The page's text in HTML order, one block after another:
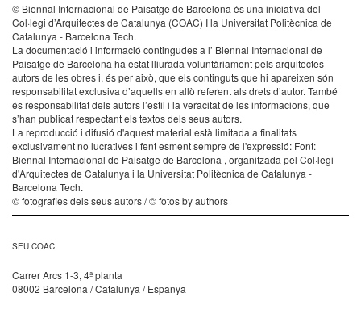
© Biennal Internacional de Paisatge de Barcelona és una iniciativa del
Col·legi d’Arquitectes de Catalunya (COAC) I la Universitat Politècnica de
Catalunya - Barcelona Tech.
La documentació i informació contingudes a l’ Biennal Internacional de
Paisatge de Barcelona ha estat lliurada voluntàriament pels arquitectes
autors de les obres i, és per això, que els continguts que hi apareixen són
responsabilitat exclusiva d’aquells en allò referent als drets d’autor. També
és responsabilitat dels autors l’estil i la veracitat de les informacions, que
s’han publicat respectant els textos dels seus autors.
La reproducció i difusió d'aquest material està limitada a finalitats
exclusivament no lucratives i fent esment sempre de l'expressió: Font:
Biennal Internacional de Paisatge de Barcelona , organitzada pel Col·legi
d'Arquitectes de Catalunya i la Universitat Politècnica de Catalunya -
Barcelona Tech.
© fotografies dels seus autors / © fotos by authors
SEU COAC
Carrer Arcs 1-3, 4ª planta
08002 Barcelona / Catalunya / Espanya